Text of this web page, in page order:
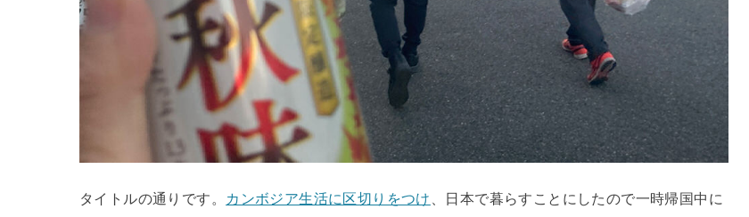
タイトルの通りです。 カンボジア生活に区切りをつけ
、日本で暮らすことにしたので一時帰国中に